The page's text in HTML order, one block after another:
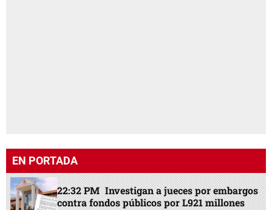
EN PORTADA
22:32 PM Investigan a jueces por embargos
contra fondos públicos por L921 millones